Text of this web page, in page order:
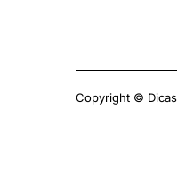
Copyright ©